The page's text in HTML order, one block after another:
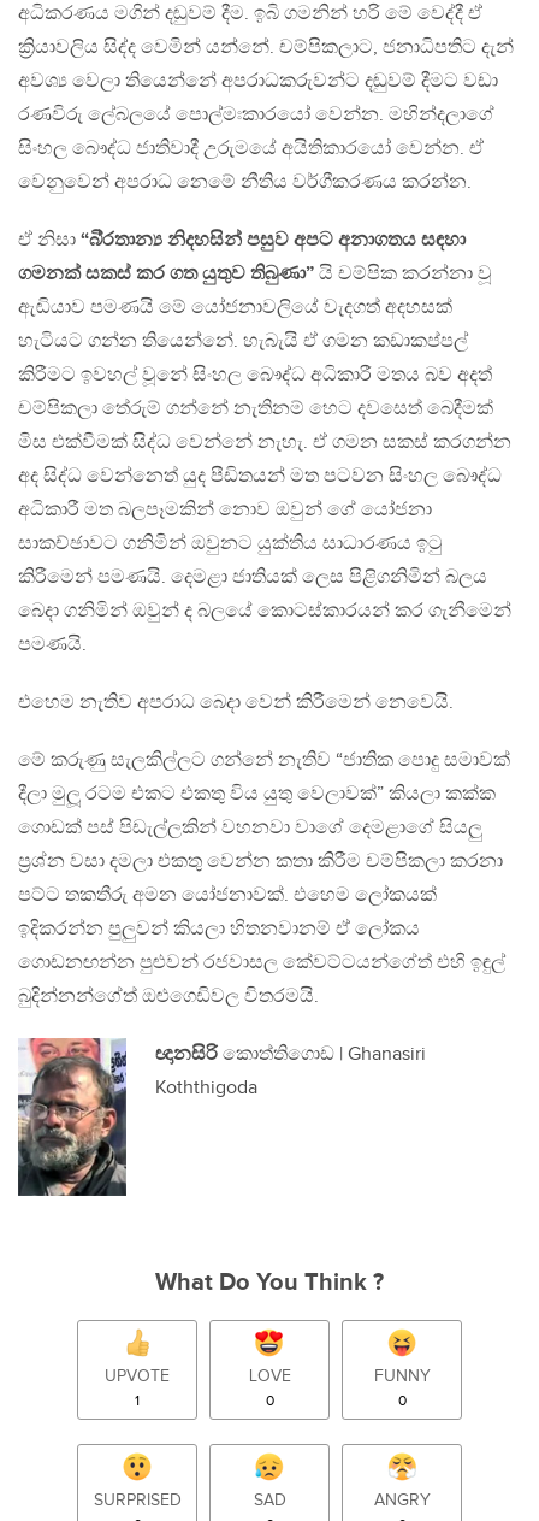
අධිකරණය මගින් දඬුවම් දීම. ඉබි ගමනින් හරි මේ වෙද්දී ඒ
ක්‍රියාවලිය සිද්ද වෙමින් යන්නේ. චම්පිකලාට, ජනාධිපතිට දැන්
අවශ්‍ය වෙලා තියෙන්නේ අපරාධකරුවන්ට දඬුවම් දීමට වඩා
රණවිරු ලේබලයේ පොල්මඃකාරයෝ වෙන්න. මහින්දලාගේ
සිංහල බෞද්ධ ජාතිවාදී උරුමයේ අයිතිකාරයෝ වෙන්න. ඒ
වෙනුවෙන් අපරාධ නෙමේ නීතිය වර්ගීකරණය කරන්න.
ඒ නිසා “බි‍්‍රතාන්‍ය නිදහසින් පසුව අපට අනාගතය සඳහා
ගමනක් සකස් කර ගත යුතුව තිබුණා” යි චම්පික කරන්නා වූ
ඇඬියාව පමණයි මේ යෝජනාවලියේ වැදගත් අදහසක්
හැටියට ගන්න තියෙන්නේ. හැබැයි ඒ ගමන කඩාකප්පල්
කිරීමට ඉවහල් වූනේ සිංහල බෞද්ධ අධිකාරී මතය බව අදත්
චම්පිකලා තේරුම් ගන්නේ නැතිනම් හෙට දවසෙත් බෙදීමක්
මිස එක්වීමක් සිද්ධ වෙන්නේ නැහැ. ඒ ගමන සකස් කරගන්න
අද සිද්ධ වෙන්නෙත් යුද පීඩිතයන් මත පටවන සිංහල බෞද්ධ
අධිකාරී මත බලපෑමකින් නොව ඔවුන් ගේ යෝජනා
සාකච්ඡාවට ගනිමින් ඔවුනට යුක්තිය සාධාරණය ඉටු
කිරීමෙන් පමණයි. දෙමළා ජාතියක් ලෙස පිළිගනිමින් බලය
බෙදා ගනිමින් ඔවුන් ද බලයේ කොටස්කාරයන් කර ගැනීමෙන්
පමණයි.
එහෙම නැතිව අපරාධ බෙදා වෙන් කිරීමෙන් නෙවෙයි.
මේ කරුණු සැලකිල්ලට ගන්නේ නැතිව “ජාතික පොදු සමාවක්
දීලා මුලූ රටම එකට එකතු විය යුතු වෙලාවක්” කියලා කක්ක
ගොඩක් පස් පිඩැල්ලකින් වහනවා වාගේ දෙමළාගේ සියලු
ප්‍රශ්න වසා දමලා එකතු වෙන්න කතා කිරීම චම්පිකලා කරනා
පට්ට තකතීරු අමන යෝජනාවක්. එහෙම ලෝකයක්
ඉදිකරන්න පුලුවන් කියලා හිතනවානම් ඒ ලෝකය
ගොඩනඟන්න පුළුවන් රජවාසල කේවට්ටයන්ගේත් එහි ඉඳුල්
බුදින්නන්ගේත් ඔළුගෙඩිවල විතරමයි.
ඥානසිරි කොත්තිගොඩ | Ghanasiri
Koththigoda
What Do You Think ?
UPVOTE
1
LOVE
0
FUNNY
0
SURPRISED SAD ANGRY